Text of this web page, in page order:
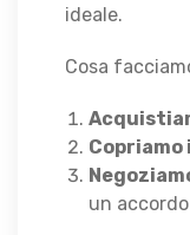
ideale.
Cosa
un